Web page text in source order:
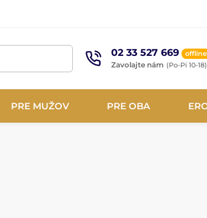
02 33 527 669 offline
Zavolajte nám (Po-Pi 10-18)
PRE MUŽOV PRE OBA